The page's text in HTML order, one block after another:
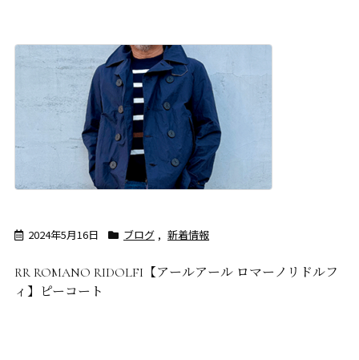
2024年5月16日 ブログ , 新着情報
RR ROMANO RIDOLFI【アールアール ロマーノリドルフ
ィ】ピーコート